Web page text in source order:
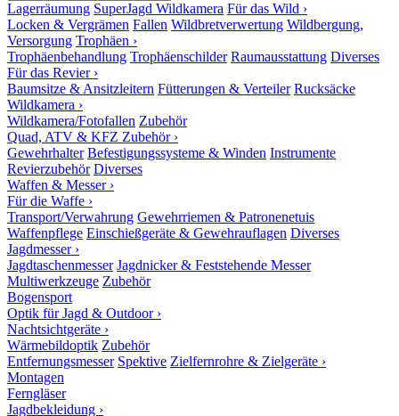
Lagerräumung SuperJagd Wildkamera Für das Wild ›
Locken & Vergrämen Fallen Wildbretverwertung Wildbergung,
Versorgung Trophäen ›
Trophäenbehandlung Trophäenschilder Raumausstattung Diverses
Für das Revier ›
Baumsitze & Ansitzleitern Fütterungen & Verteiler Rucksäcke
Wildkamera ›
Wildkamera/Fotofallen Zubehör
Quad, ATV & KFZ Zubehör ›
Gewehrhalter Befestigungssysteme & Winden Instrumente
Revierzubehör Diverses
Waffen & Messer ›
Für die Waffe ›
Transport/Verwahrung Gewehrriemen & Patronenetuis
Waffenpflege Einschießgeräte & Gewehrauflagen Diverses
Jagdmesser ›
Jagdtaschenmesser Jagdnicker & Feststehende Messer
Multiwerkzeuge Zubehör
Bogensport
Optik für Jagd & Outdoor ›
Nachtsichtgeräte ›
Wärmebildoptik Zubehör
Entfernungsmesser Spektive Zielfernrohre & Zielgeräte ›
Montagen
Ferngläser
Jagdbekleidung ›